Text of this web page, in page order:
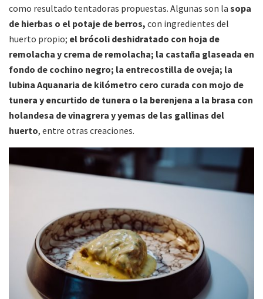
como resultado tentadoras propuestas. Algunas son la sopa
de hierbas o el potaje de berros, con ingredientes del
huerto propio; el brócoli deshidratado con hoja de
remolacha y crema de remolacha; la castaña glaseada en
fondo de cochino negro; la entrecostilla de oveja; la
lubina Aquanaria de kilómetro cero curada con mojo de
tunera y encurtido de tunera o la berenjena a la brasa con
holandesa de vinagrera y yemas de las gallinas del
huerto, entre otras creaciones.